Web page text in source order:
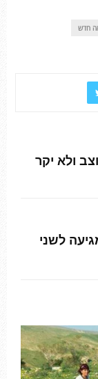
חדש
ולא יקר
לשני